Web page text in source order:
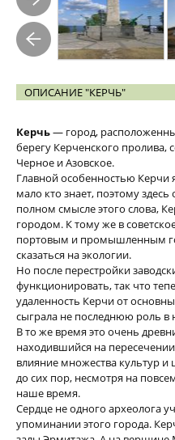
ОПИСАНИЕ "КЕРЧЬ"
Керчь— город,
берегу Керченского
Черное и Азовское.
Главной особенностью Керчи
мало кто знает, поэтому
полном смысле этого слова,
городом. К тому же в
портовым и промышленным
сказаться на экологии.
Но после перестройки
функционировать, так что
удаленность Керчи от
сыграла не последнюю роль в
В то же время это очень
находившийся на
влияние множества культур и
до сих пор, несмотря на
наше время.
Сердце не одного археолога
упоминании этого города.